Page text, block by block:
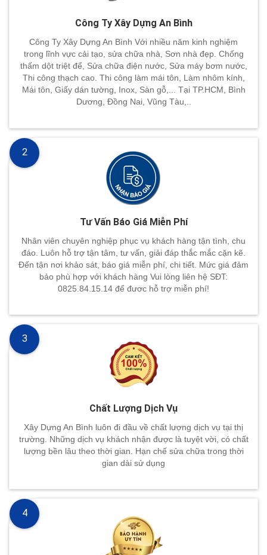
Công Ty Xây Dựng An Bình
Công Ty Xây Dựng An Bình Với nhiều năm kinh nghiệm
trong lĩnh vực cải tạo, sửa chữa nhà, Sơn nhà đẹp. Chống
thấm dột triệt để, Sửa chữa điện nước, Sửa máy bơm nước,
Thi công thạch cao. Thi công làm mái tôn, Làm nhôm kính,
Mái tôn, Giấy dán tường, Inox, Sàn gỗ,... Tại TP.HCM, Bình
Dương, Đồng Nai, Vũng Tàu,..
Tư Vấn Báo Giá Miễn Phí
Nhân viên chuyên nghiệp phục vụ khách hàng tận tình, chu
đáo. Luôn hỗ trợ tận tâm, tư vấn, giải đáp thắc mắc cặn kẽ.
Đến tận nơi khảo sát, báo giá miễn phí, chi tiết. Mức giá đảm
bảo phù hợp với khách hàng Vui lòng liên hệ SĐT:
0825.84.15.14 để đươc hỗ trợ miễn phí!
2
Chất Lượng Dịch Vụ
Xây Dựng An Bình luôn đi đầu về chất lượng dịch vụ tại thị
trường. Những dịch vụ khách nhận được là tuyệt vời, có chất
lượng bền lâu theo thời gian. Hạn chế sửa chữa trong thời
gian dài sử dụng
3
4